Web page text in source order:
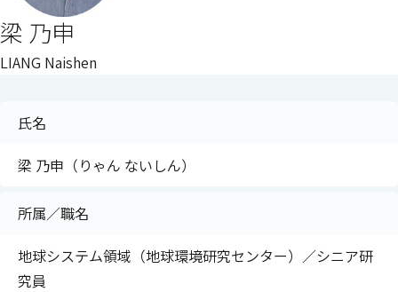
ウで開きます）
ンドウで開きます）
ウインドウで開きます）
梁 乃申
LIANG Naishen
氏名
梁 乃申（りゃん ないしん）
所属／職名
地球システム領域（地球環境研究センター）／シニア研
究員